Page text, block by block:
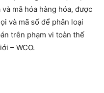
mã hóa hàng hóa, được
và mã số để phân loại
trên phạm vi toàn thế
– WCO.